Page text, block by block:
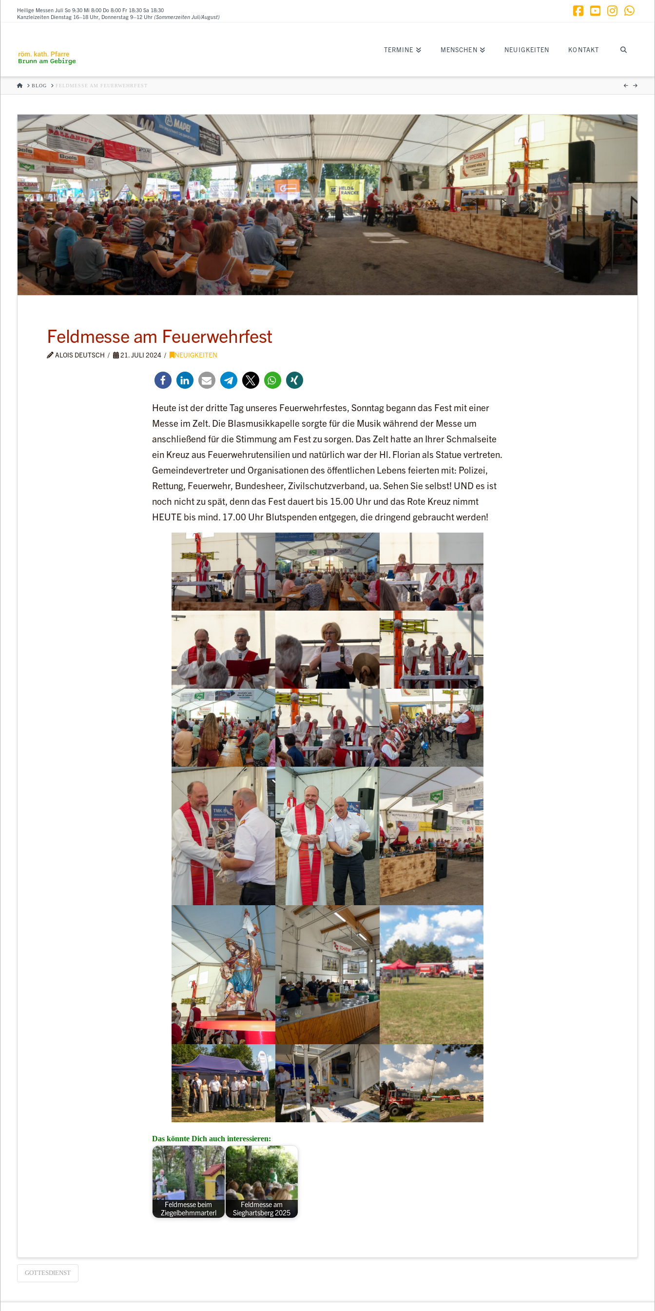
Heilige Messen Juli So 9:30 Mi 8:00 Do 8:00 Fr 18:30 Sa 18:30
Kanzleizeiten Dienstag 16–18 Uhr, Donnerstag 9–12 Uhr (Sommerzeiten Juli/August)
TERMINE MENSCHEN NEUIGKEITEN KONTAKT
HOMEBLOG FELDMESSE AM FEUERWEHRFEST
Feldmesse am Feuerwehrfest
ALOIS DEUTSCH 21. JULI 2024 NEUIGKEITEN
Heute ist der dritte Tag unseres Feuerwehrfestes, Sonntag begann das Fest mit einer
Messe im Zelt. Die Blasmusikkapelle sorgte für die Musik während der Messe um
anschließend für die Stimmung am Fest zu sorgen. Das Zelt hatte an Ihrer Schmalseite
ein Kreuz aus Feuerwehrutensilien und natürlich war der Hl. Florian als Statue vertreten.
Gemeindevertreter und Organisationen des öffentlichen Lebens feierten mit: Polizei,
Rettung, Feuerwehr, Bundesheer, Zivilschutzverband, ua. Sehen Sie selbst! UND es ist
noch nicht zu spät, denn das Fest dauert bis 15.00 Uhr und das Rote Kreuz nimmt
HEUTE bis mind. 17.00 Uhr Blutspenden entgegen, die dringend gebraucht werden!
Das könnte Dich auch interessieren:
Feldmesse beim
Ziegelbehmmarterl
Feldmesse am
Sieghartsberg 2025
GOTTESDIENST